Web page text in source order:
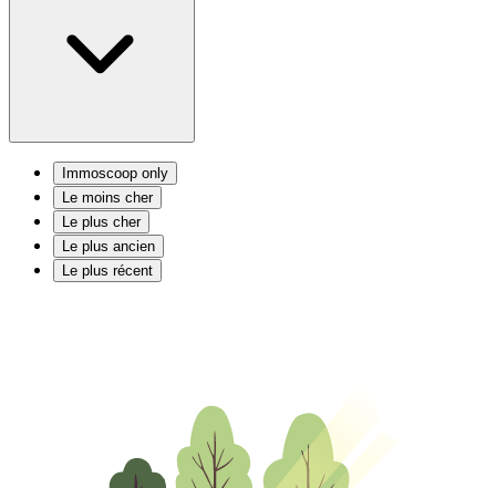
Immoscoop only
Le moins cher
Le plus cher
Le plus ancien
Le plus récent